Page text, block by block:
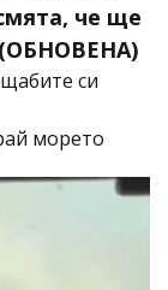
че ще
(ОБНОВЕНА)
си
морето